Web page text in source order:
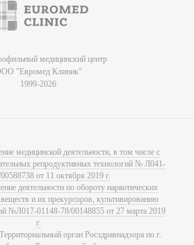
медицинский центр
"Евромед Клиник"
1999-2026
медицинской деятельности, в том числе с
репродуктивных технологий № Л041-
от 11 октября 2019 г.
деятельности по обороту наркотических
и их прекурсоров, культивированию
№Л017-01148-78/00148855 от 27 марта 2019
г.
орган Росздравнадзора по г.